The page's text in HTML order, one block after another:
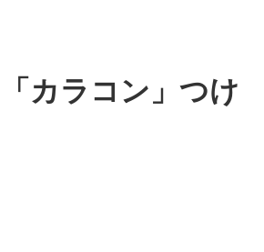
カラコン」つけ